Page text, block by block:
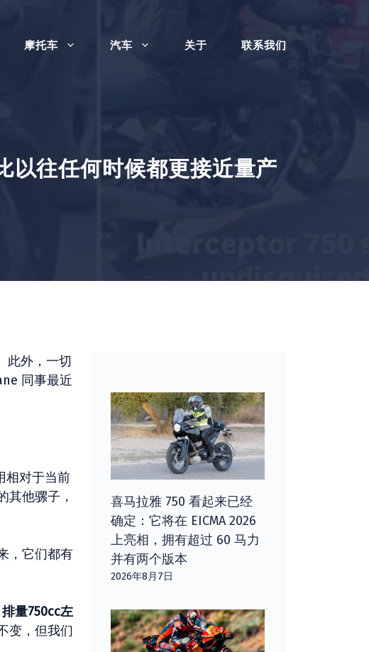
摩托车 汽车 关于 联系我们
以往任何时候都更接近量产
此外，一切
同事最近
相对于当前
其他骡子，
，它们都有
排量750cc左
变，但我们
喜马拉雅 750 看起来已经
确定：它将在 EICMA 2026
上亮相，拥有超过 60 马力
并有两个版本
2026年8月7日